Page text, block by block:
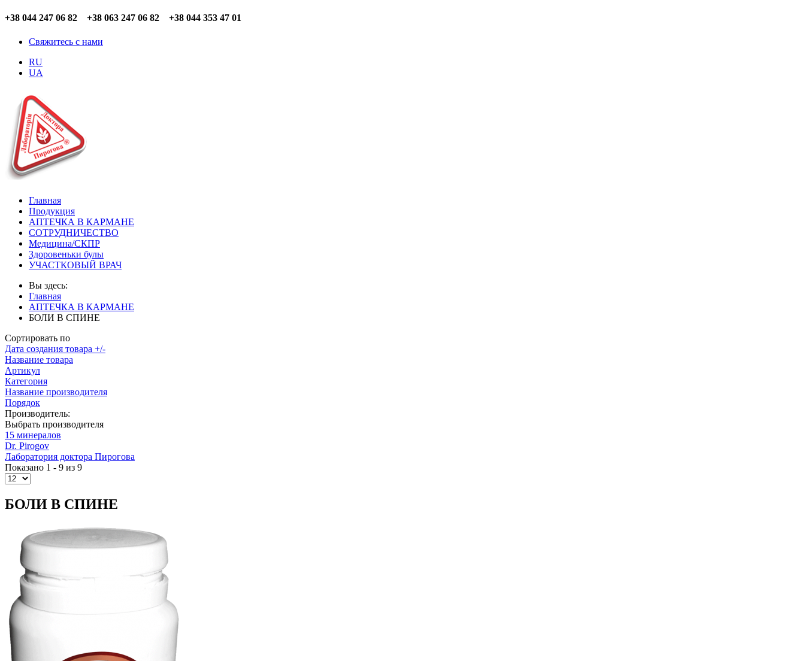
+38 044 247 06 82 +38 063 247 06 82 +38 044 353 47 01
Свяжитесь с нами
RU
UA
Главная
Продукция
АПТЕЧКА В КАРМАНЕ
СОТРУДНИЧЕСТВО
Медицина/СКПР
Здоровеньки булы
УЧАСТКОВЫЙ ВРАЧ
Вы здесь:
Главная
АПТЕЧКА В КАРМАНЕ
БОЛИ В СПИНЕ
Сортировать по
Дата создания товара +/-
Название товара
Артикул
Категория
Название производителя
Порядок
Производитель:
Выбрать производителя
15 минералов
Dr. Pirogov
Лаборатория доктора Пирогова
Показано 1 - 9 из 9
БОЛИ В СПИНЕ